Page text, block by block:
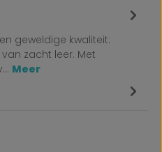
geweldige kwaliteit:
zacht leer. Met
Meer